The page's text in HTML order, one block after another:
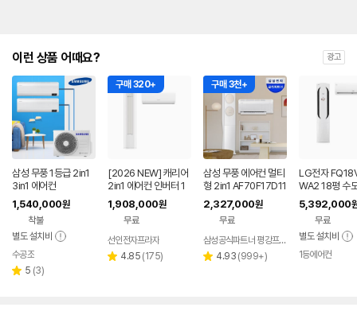
이런 상품 어때요? 광고
삼성 무풍 1등급 2in1
3in1 에어컨
1,540,000원
착불
별도 설치비
페이
수공조
별 5 리
(3)
구매 320+
[2026 NEW] 캐리어
2in1 에어컨 인버터 1
등급 멀티형 wifi 17평
+6평 투인원 전국 설
치비포함
1,908,000원
무료
선인전자프라자
별 4.85 리
(175)
구매 3천+
삼성 무풍 에어컨 멀티
형 2in1 AF70F17D11
BRS 일반배관 전국,
기본설치비포함
2,327,000원
무료
삼성공식파트너 평강프라자
별 4.93 리
(999+)
LG전자
WA2 18평 수
본설치 포함 투
어컨
5,392,000
무료
별도 설치비
1등에어컨